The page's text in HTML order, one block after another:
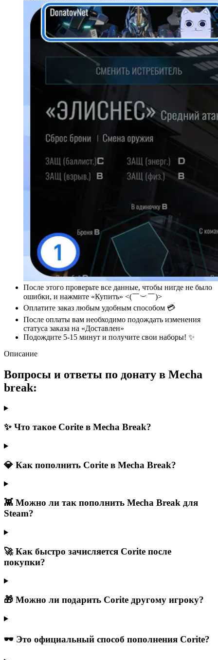
После этого проверьте все данные, чтобы нигде не было
ошибки, и нажмите «Купить» <(￣︶￣)>
Оплатите заказ любым удобным способом 💳
После оплаты вам необходимо подождать изменения
статуса заказа на «Доставлен»
Подождите 5-15 минут и получите свои наборы! ✨
Описание
Вопросы и ответы по донату в Mecha
break:
✨ Что такое Corite в Mecha Break?
💎 Как пополнить Corite в Mecha Break?
👾 Можно ли так пополнить Mecha Break для
Steam?
🚀 Как быстро зачисляется Corite после
покупки?
🎁 Можно ли подарить Corite другому игроку?
🕶 Это официальный способ пополнения Corite?